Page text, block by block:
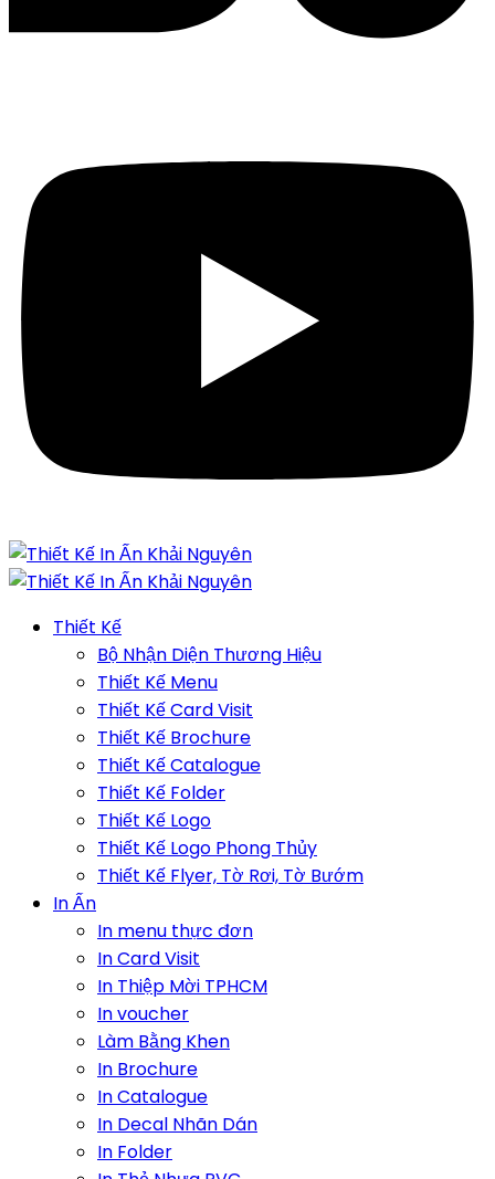
Thiết Kế
Bộ Nhận Diện Thương Hiệu
Thiết Kế Menu
Thiết Kế Card Visit
Thiết Kế Brochure
Thiết Kế Catalogue
Thiết Kế Folder
Thiết Kế Logo
Thiết Kế Logo Phong Thủy
Thiết Kế Flyer, Tờ Rơi, Tờ Bướm
In Ấn
In menu thực đơn
In Card Visit
In Thiệp Mời TPHCM
In voucher
Làm Bằng Khen
In Brochure
In Catalogue
In Decal Nhãn Dán
In Folder